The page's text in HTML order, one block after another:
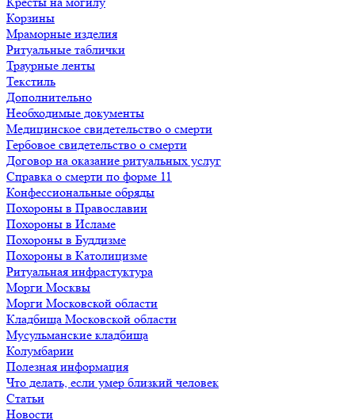
Корзины
Мраморные изделия
Ритуальные таблички
Траурные ленты
Текстиль
Дополнительно
Необходимые документы
Медицинское свидетельство о смерти
Гербовое свидетельство о смерти
Договор на оказание ритуальных услуг
Справка о смерти по форме 11
Конфессиональные обряды
Похороны в Православии
Похороны в Исламе
Похороны в Буддизме
Похороны в Католицизме
Ритуальная инфрастуктура
Морги Москвы
Морги Московской области
Кладбища Московской области
Мусульманские кладбища
Колумбарии
Полезная информация
Что делать, если умер близкий человек
Статьи
Новости